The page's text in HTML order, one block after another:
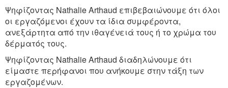
Ψηφίζοντας Nathalie Arthaud επιβεβαιώνουμε ότι όλοι
οι εργαζόμενοι έχουν τα ίδια συμφέροντα,
ανεξάρτητα από την ιθαγένειά τους ή το χρώμα του
δέρματός τους.
Ψηφίζοντας Nathalie Arthaud διαδηλώνουμε ότι
είμαστε περήφανοι που ανήκουμε στην τάξη των
εργαζομένων.